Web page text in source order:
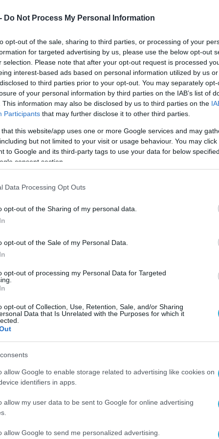
Do Not Process My Personal Information
opt-out of the sale, sharing to third parties, or processing of your
for targeted advertising by us, please use the below opt-out
selection. Please note that after your opt-out request is processed
interest-based ads based on personal information utilized by us
to third parties prior to your opt-out. You may separately
of your personal information by third parties on the IAB’s list of
This information may also be disclosed by us to third parties on the
Participants that may further disclose it to other third parties.
that this website/app uses one or more Google services and may
but not limited to your visit or usage behaviour. You may
to Google and its third-party tags to use your data for below
consent section.
Data Processing Opt Outs
opt-out of the Sharing of my personal data.
opt-out of the Sale of my Personal Data.
opt-out of processing my Personal Data for Targeted
opt-out of Collection, Use, Retention, Sale, and/or Sharing
Data that Is Unrelated with the Purposes for which it
allow Google to enable storage related to advertising like cookies on
identifiers in apps.
allow my user data to be sent to Google for online advertising
allow Google to send me personalized advertising.
για το 2021 και ανάμεσα στις 4
ανθεκτικότητα όσον αφορά την απόδοσή
smartphone ανάμεσα στις 5 κορυφαίες που
1ο τρίμηνο του 2022 στην Ευρώπη, σύμφωνα
αποδόσεις, μεταβαίνοντας από τo Top 10
του 2022, σηματοδοτώντας έτσι μια χρονιά
εξαιρετική ανάπτυξη, σημαντική
Η δυναμική της realme Europe τους
στην Ευρώπη: Για δύο συνεχόμενα
τρίμηνο του 2022, η realme εδραιώνει την
ανάπτυξης 177% το 1ο τρίμηνο του 2022
σύμφωνα με την έκθεση της Canalys τον
στην Ευρώπη: Το 2021 ολόκληρο το
επωνυμία smartphone στην Ευρώπη με
του 518%.
λάνσαρε την πρώτη της premium
σειράς GT 2 στο MWC 2022, που